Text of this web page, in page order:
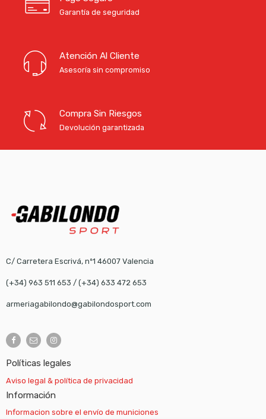
Garantía de seguridad
Atención Al Cliente
Asesoría sin compromiso
Compra Sin Riesgos
Devolución garantizada
C/ Carretera Escrivá, nº1 46007 Valencia
(+34) 963 511 653 / (+34) 633 472 653
armeriagabilondo@gabilondosport.com
Políticas legales
Aviso legal & política de privacidad
Información
Informacion sobre el envío de municiones